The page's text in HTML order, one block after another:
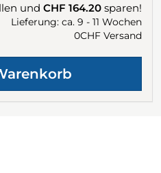
und CHF 164.20 sparen!
Lieferung: ca. 9 - 11 Wochen
0CHF Versand